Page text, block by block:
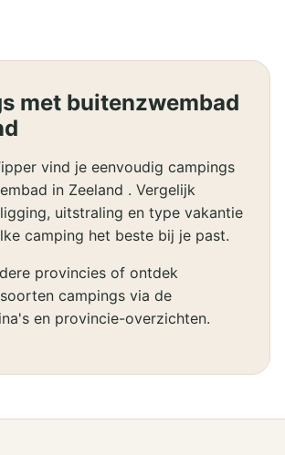
met buitenzwembad
vind je eenvoudig campings
in Zeeland . Vergelijk
uitstraling en type vakantie
camping het beste bij je past.
provincies of ontdek
campings via de
en provincie-overzichten.